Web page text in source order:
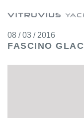
08 / 03 / 2016
FASCINO